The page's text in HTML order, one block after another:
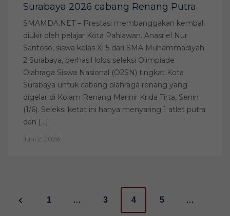
Surabaya 2026 cabang Renang Putra
SMAMDA.NET – Prestasi membanggakan kembali
diukir oleh pelajar Kota Pahlawan. Anasriel Nur
Santoso, siswa kelas XI.5 dari SMA Muhammadiyah
2 Surabaya, berhasil lolos seleksi Olimpiade
Olahraga Siswa Nasional (O2SN) tingkat Kota
Surabaya untuk cabang olahraga renang yang
digelar di Kolam Renang Marinir Krida Tirta, Senin
(1/6). Seleksi ketat ini hanya menyaring 1 atlet putra
dan […]
Juni 2, 2026
P
1 … 3 4 5 …